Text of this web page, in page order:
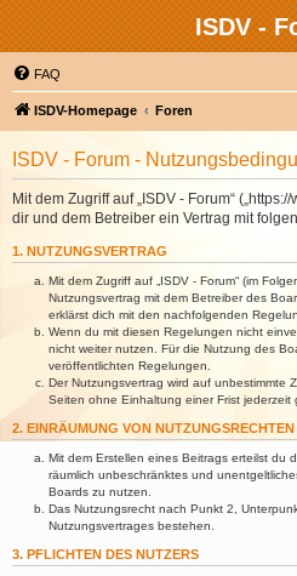
ISDV -
FAQ
ISDV-Homepage Foren
ISDV - Forum -
Mit dem Zugriff auf „ISDV - Forum“
dir und dem Betreiber ein Vertrag mit
1. NUTZUNGSVERTRAG
Mit dem Zugriff auf „ISDV - Forum“ (im
Nutzungsvertrag mit dem Betreiber des
erklärst dich mit den nachfolgenden
Wenn du mit diesen Regelungen nicht
nicht weiter nutzen. Für die Nutzung des
veröffentlichten Regelungen.
Der Nutzungsvertrag wird auf unbestimmte
Seiten ohne Einhaltung einer Frist jederzeit
2. EINRÄUMUNG VON NUTZUNGSRECHTEN
Mit dem Erstellen eines Beitrags erteilst du
räumlich unbeschränktes und
Boards zu nutzen.
Das Nutzungsrecht nach Punkt 2,
Nutzungsvertrages bestehen.
3. PFLICHTEN DES NUTZERS